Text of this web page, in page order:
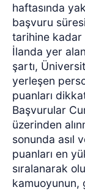
haftasında
başvuru
tarihine kadar
İlanda yer
şartı,
yerleşen
puanları
Başvurular
üzerinden
sonunda asıl
puanları en
sıralanarak
kamuoyunun,